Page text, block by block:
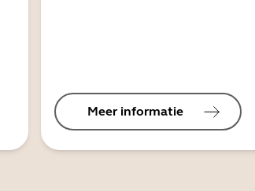
Meer informatie